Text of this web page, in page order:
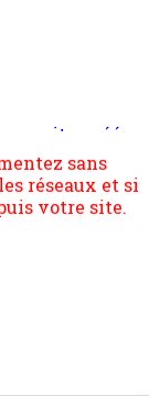
compte de
8. Il
d'une
omme la
des
nombre de
réseaux et si
votre site.